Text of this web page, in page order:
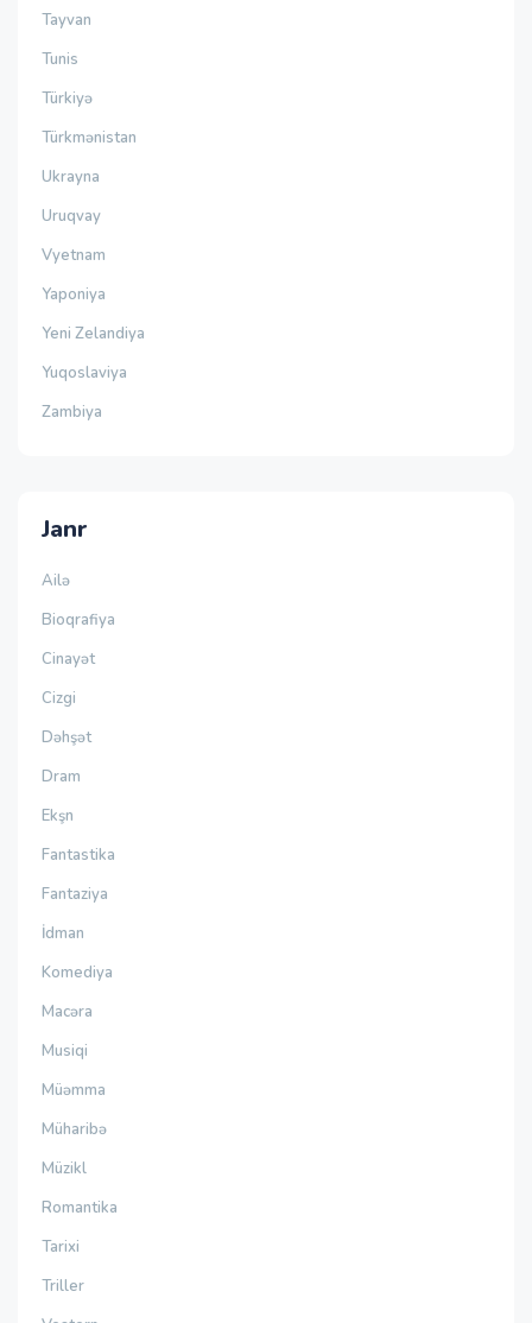
Tayvan
Tunis
Türkiyə
Türkmənistan
Ukrayna
Uruqvay
Vyetnam
Yaponiya
Yeni Zelandiya
Yuqoslaviya
Zambiya
Janr
Ailə
Bioqrafiya
Cinayət
Cizgi
Dəhşət
Dram
Ekşn
Fantastika
Fantaziya
İdman
Komediya
Macəra
Musiqi
Müəmma
Müharibə
Müzikl
Romantika
Tarixi
Triller